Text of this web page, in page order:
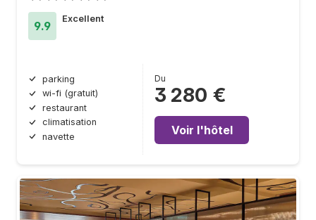
9.9
Excellent
parking
wi-fi (gratuit)
restaurant
climatisation
navette
Du
3 280 €
Voir l'hôtel